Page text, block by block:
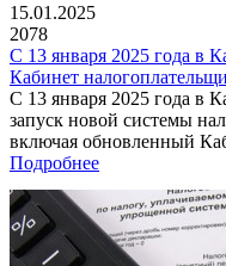
15.01.2025
2078
С 13 января 2025 года в
Кабинет
С 13 января 2025 года в
запуск новой системы
включая обновленный
Подробнее